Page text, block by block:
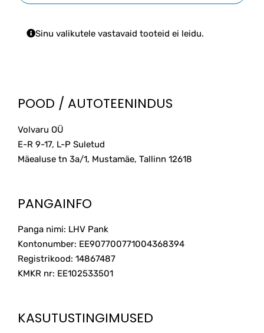
Sinu valikutele vastavaid tooteid ei leidu.
POOD / AUTOTEENINDUS
Volvaru OÜ
E-R 9-17, L-P Suletud
Mäealuse tn 3a/1, Mustamäe, Tallinn 12618
PANGAINFO
Panga nimi: LHV Pank
Kontonumber: EE907700771004368394
Registrikood: 14867487
KMKR nr: EE102533501
KASUTUSTINGIMUSED